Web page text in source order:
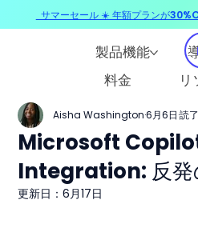
製品機能
料金
リ
Microsoft
Integration: 反発
Aisha Washington 6月6日 読
更新日：6月17日
サマーセール ☀️ 年額プランが